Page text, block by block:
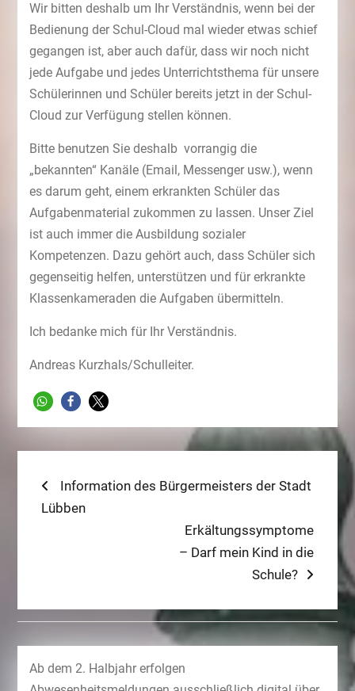
Wir bitten deshalb um Ihr Verständnis, wenn bei der
Bedienung der Schul-Cloud mal wieder etwas schief
gegangen ist, aber auch dafür, dass wir noch nicht
jede Aufgabe und jedes Unterrichtsthema für unsere
Schülerinnen und Schüler bereits jetzt in der Schul-
Cloud zur Verfügung stellen können.
Bitte benutzen Sie deshalb vorrangig die
„bekannten“ Kanäle (Email, Messenger usw.), wenn
es darum geht, einem erkrankten Schüler das
Aufgabenmaterial zukommen zu lassen. Unser Ziel
ist auch immer die Ausbildung sozialer
Kompetenzen. Dazu gehört auch, dass Schüler sich
gegenseitig helfen, unterstützen und für erkrankte
Klassenkameraden die Aufgaben übermitteln.
Ich bedanke mich für Ihr Verständnis.
Andreas Kurzhals/Schulleiter.
Beitragsnavigation
Previous
post:
Information des Bürgermeisters der Stadt
Lübben
Next
post:
Erkältungssymptome
– Darf mein Kind in die
Schule?
Ab dem 2. Halbjahr erfolgen